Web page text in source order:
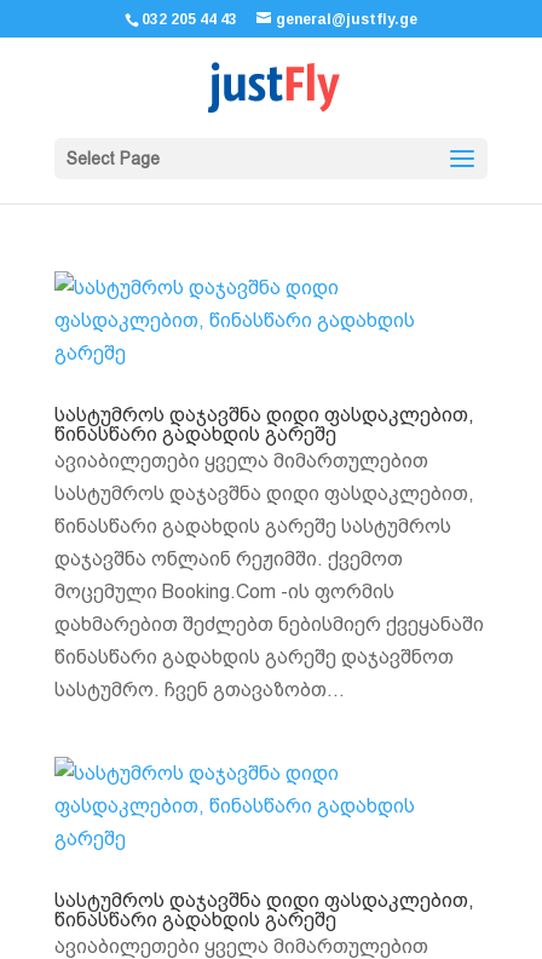
032 205 44 43 general@justfly.ge
Select Page
სასტუმროს დაჯავშნა დიდი ფასდაკლებით,
წინასწარი გადახდის გარეშე
ავიაბილეთები ყველა მიმართულებით
სასტუმროს დაჯავშნა დიდი ფასდაკლებით,
წინასწარი გადახდის გარეშე სასტუმროს
დაჯავშნა ონლაინ რეჟიმში. ქვემოთ
მოცემული Booking.Com -ის ფორმის
დახმარებით შეძლებთ ნებისმიერ ქვეყანაში
წინასწარი გადახდის გარეშე დაჯავშნოთ
სასტუმრო. ჩვენ გთავაზობთ...
სასტუმროს დაჯავშნა დიდი ფასდაკლებით,
წინასწარი გადახდის გარეშე
ავიაბილეთები ყველა მიმართულებით